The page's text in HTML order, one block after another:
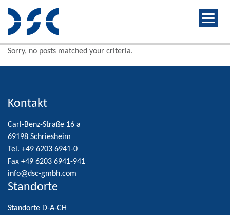
Sorry, no posts matched your criteria.
Kontakt
Carl-Benz-Straße 16 a
69198 Schriesheim
Tel. +49 6203 6941-0
Fax +49 6203 6941-941
info@dsc-gmbh.com
Standorte
Standorte D-A-CH